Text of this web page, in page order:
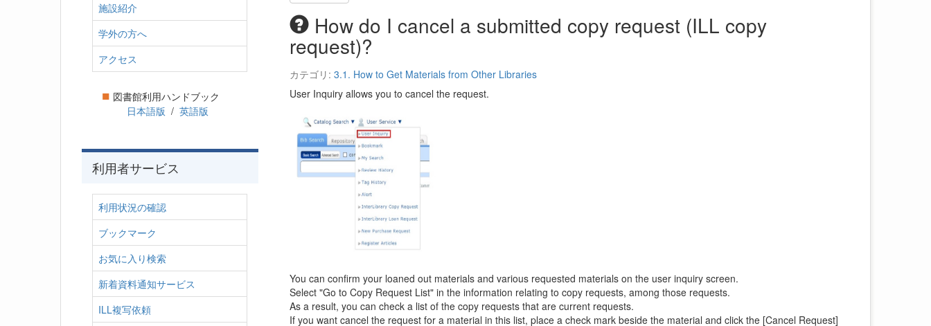
How do I cancel a submitted copy request (ILL copy
request)?
カテゴリ: 3.1. How to Get Materials from Other Libraries
User Inquiry allows you to cancel the request.
You can confirm your loaned out materials and various requested materials on the user inquiry screen.
Select "Go to Copy Request List" in the information relating to copy requests, among those requests.
As a result, you can check a list of the copy requests that are current requests.
If you want cancel the request for a material in this list, place a check mark beside the material and click the [Cancel Request]
施設紹介
学外の方へ
アクセス
■ 図書館利用ハンドブック
日本語版 / 英語版
利用者サービス
利用状況の確認
ブックマーク
お気に入り検索
新着資料通知サービス
ILL複写依頼